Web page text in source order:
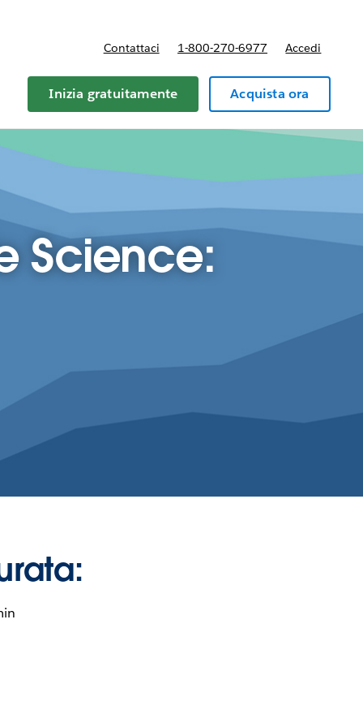
Contattaci 1-800-270-6977 Accedi
Inizia gratuitamente Acquista ora
Science: